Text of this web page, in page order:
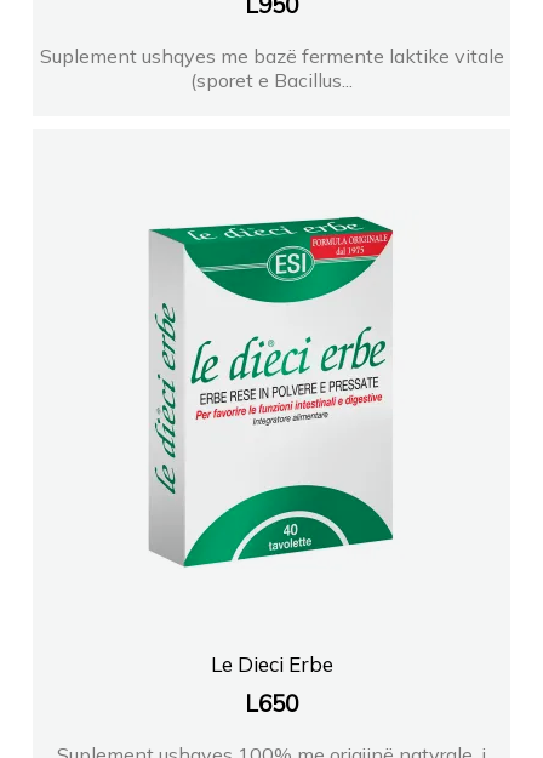
Suplement ushqyes me bazë fermente laktike vitale
(sporet e Bacillus...
Le Dieci Erbe
L650